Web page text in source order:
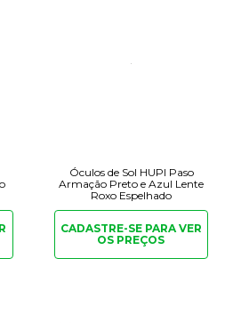
Óculos de Sol HUPI Paso
Armação Preto e Azul Lente
Roxo Espelhado
CADASTRE-SE PARAVER
OS PREÇOS